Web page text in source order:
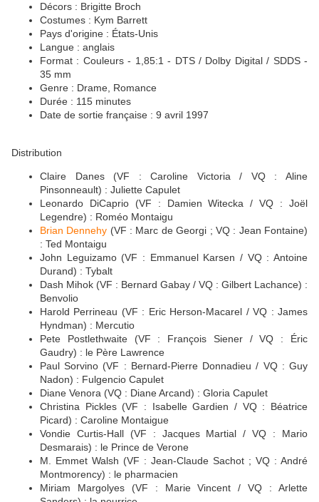
Décors : Brigitte Broch
Costumes : Kym Barrett
Pays d'origine : États-Unis
Langue : anglais
Format : Couleurs - 1,85:1 - DTS / Dolby Digital / SDDS -
35 mm
Genre : Drame, Romance
Durée : 115 minutes
Date de sortie française : 9 avril 1997
Distribution
Claire Danes (VF : Caroline Victoria / VQ : Aline
Pinsonneault) : Juliette Capulet
Leonardo DiCaprio (VF : Damien Witecka / VQ : Joël
Legendre) : Roméo Montaigu
Brian Dennehy (VF : Marc de Georgi ; VQ : Jean Fontaine)
: Ted Montaigu
John Leguizamo (VF : Emmanuel Karsen / VQ : Antoine
Durand) : Tybalt
Dash Mihok (VF : Bernard Gabay / VQ : Gilbert Lachance) :
Benvolio
Harold Perrineau (VF : Eric Herson-Macarel / VQ : James
Hyndman) : Mercutio
Pete Postlethwaite (VF : François Siener / VQ : Éric
Gaudry) : le Père Lawrence
Paul Sorvino (VF : Bernard-Pierre Donnadieu / VQ : Guy
Nadon) : Fulgencio Capulet
Diane Venora (VQ : Diane Arcand) : Gloria Capulet
Christina Pickles (VF : Isabelle Gardien / VQ : Béatrice
Picard) : Caroline Montaigue
Vondie Curtis-Hall (VF : Jacques Martial / VQ : Mario
Desmarais) : le Prince de Verone
M. Emmet Walsh (VF : Jean-Claude Sachot ; VQ : André
Montmorency) : le pharmacien
Miriam Margolyes (VF : Marie Vincent / VQ : Arlette